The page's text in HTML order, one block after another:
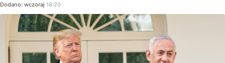
Dodano: wczoraj 18:20